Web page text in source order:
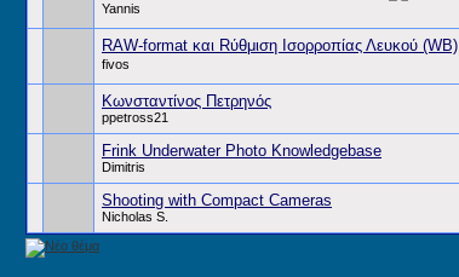
Yannis
RAW-format και Rύθμιση Iσορροπίας Λευκού (WB)
fivos
Κωνσταντίνος Πετρηνός
ppetross21
Frink Underwater Photo Knowledgebase
Dimitris
Shooting with Compact Cameras
Nicholas S.